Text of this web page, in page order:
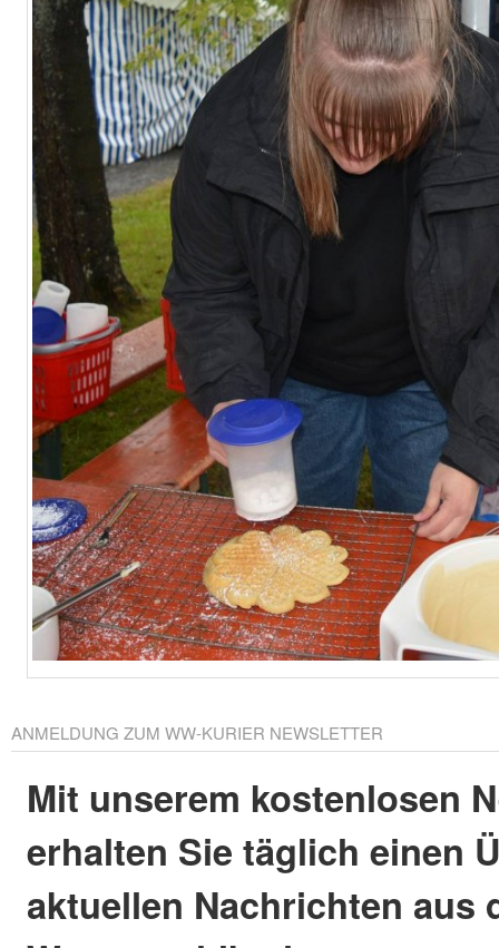
ANMELDUNG ZUM WW-KURIER NEWSLETTER
Mit unserem kostenlosen
erhalten Sie täglich einen
aktuellen Nachrichten aus